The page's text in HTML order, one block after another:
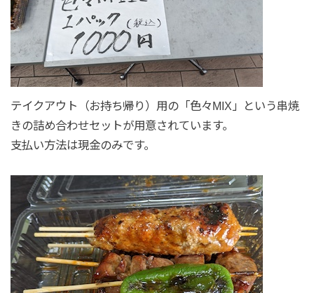
テイクアウト（お持ち帰り）用の「色々MIX」という串焼
きの詰め合わせセットが用意されています。
支払い方法は現金のみです。